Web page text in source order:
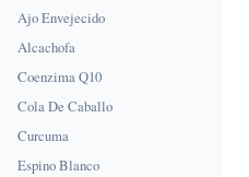
Ajo Envejecido
Alcachofa
Coenzima Q10
Cola De Caballo
Curcuma
Espino Blanco